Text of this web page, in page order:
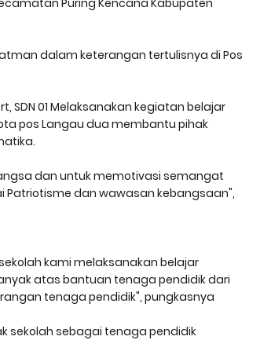
Puring Kencana Kabupaten
dalam keterangan tertulisnya di Pos
SDN 01 Melaksanakan kegiatan belajar
pos Langau dua membantu pihak
dan untuk memotivasi semangat
Patriotisme dan wawasan kebangsaan",
kami melaksanakan belajar
atas bantuan tenaga pendidik dari
tenaga pendidik", pungkasnya
sekolah sebagai tenaga pendidik